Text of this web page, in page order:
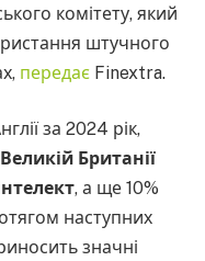
комітету, який
штучного
передає Finextra.
за 2024 рік,
Британії
, а ще 10%
наступних
значні